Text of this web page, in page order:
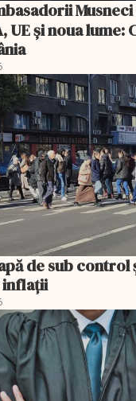
UE și noua lume:
de sub control